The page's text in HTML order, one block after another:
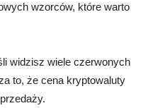
wzorców, które warto
widzisz wiele czerwonych
to, że cena kryptowaluty